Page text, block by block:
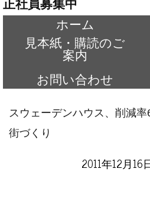
正社員募集中
ホーム
見本紙・購読のご
案内
お問い合わせ
スウェーデンハウス、削減
街づくり
2011年12月16